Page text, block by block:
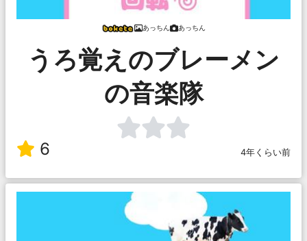
あっちん あっちん
うろ覚えのブレーメン
の音楽隊
6 4年くらい前